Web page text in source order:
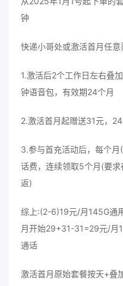
钟
快递小哥处或激活首月任
1.激活后2个工作日左右叠
钟语音包，有效期24个月
2.激活首月起赠送31元，
3.参与首充活动后，每个
话费，连续领取5个月(要
返)
综上:(2-6)19元/月145G通
月开始29+31-31=29元/月
通话
激活首月原始套餐按天+叠